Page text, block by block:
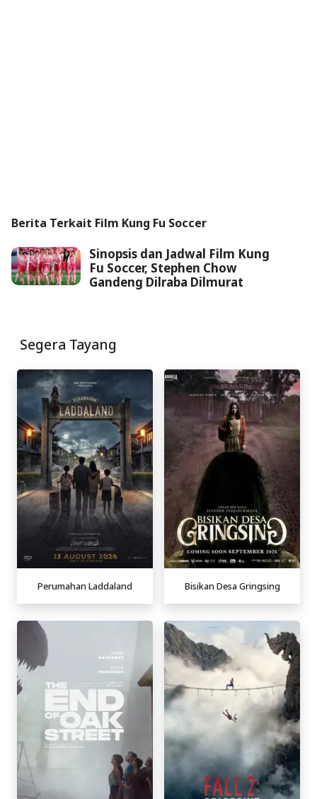
Berita Terkait Film Kung Fu Soccer
Sinopsis dan Jadwal Film Kung
Fu Soccer, Stephen Chow
Gandeng Dilraba Dilmurat
Segera Tayang
Perumahan Laddaland Bisikan Desa Gringsing